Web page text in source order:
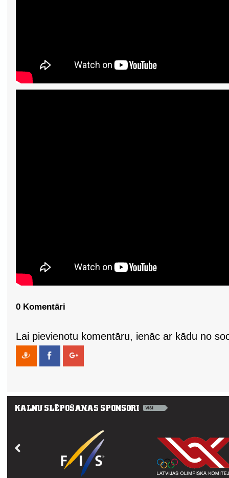
0 Komentāri
Lai pievienotu komentāru, ienāc ar kādu no